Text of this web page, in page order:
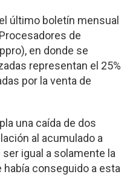
último boletín mensual
de
en donde se
representan el 25%
por la venta de
una caída de dos
al acumulado a
igual a solamente la
conseguido a esta